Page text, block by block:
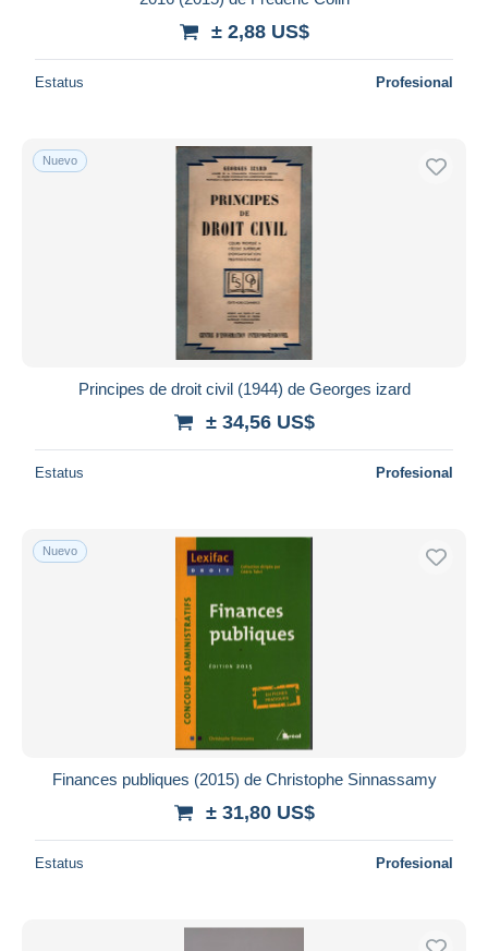
± 2,88 US$
Estatus Profesional
Nuevo
Principes de droit civil (1944) de Georges izard
± 34,56 US$
Estatus Profesional
Nuevo
Finances publiques (2015) de Christophe Sinnassamy
± 31,80 US$
Estatus Profesional